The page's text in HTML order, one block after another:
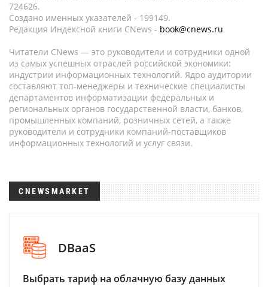
724626.
Создано именных указателей - 199149.
Редакция Индексной книги CNews - book@cnews.ru
Читатели CNews — это руководители и сотрудники одной
из самых успешных отраслей российской экономики:
индустрии информационных технологий. Ядро аудитории
составляют топ-менеджеры и технические специалисты
департаментов информатизации федеральных и
региональных органов государственной власти, банков,
промышленных компаний, розничных сетей, а также
руководители и сотрудники компаний-поставщиков
информационных технологий и услуг связи.
CNEWSMARKET
DBaaS
Выбрать тариф на облачную базу данных